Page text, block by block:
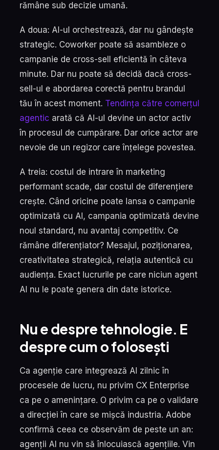
rămâne sub decizie umană.
A doua: AI-ul orchestrează, dar nu gândește
strategic. Coworker poate să asambleze o
campanie de cross-sell eficientă în câteva
minute. Dar nu poate să decidă dacă cross-
sell-ul e abordarea corectă pentru brandul
tău în acest moment. Tendința către comerțul
agentic arată că AI-ul devine un actor activ
în procesul de cumpărare. Dar orice actor are
nevoie de un regizor care înțelege povestea.
A treia: costul de intrare în marketing
performant scade, dar costul de diferențiere
crește. Când oricine poate lansa o campanie
optimizată cu AI, campania optimizată devine
noul standard, nu avantaj competitiv. Ce
rămâne diferențiator? Mesajul, poziționarea,
creativitatea strategică, relația autentică cu
audiența. Exact lucrurile pe care niciun agent
AI nu le poate genera din date istorice.
Nu e despre tehnologie. E
despre cum o folosești
Ca agenție care integrează AI zilnic în
procesele de lucru, nu privim CX Enterprise
ca pe o amenințare. O privim ca pe o validare
a direcției în care se mișcă industria. Adobe
confirmă ceea ce observăm de peste un an:
agenții AI nu vin să înlocuiască agențiile. Vin